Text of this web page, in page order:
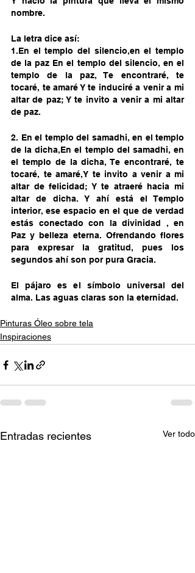
nombre.
La letra dice así:
1.En el templo del silencio,en el templo
de la paz En el templo del silencio, en el
templo de la paz, Te encontraré, te
tocaré, te amaré Y te induciré a venir a mi
altar de paz; Y te invito a venir a mi altar
de paz.
2. En el templo del samadhi, en el templo
de la dicha,En el templo del samadhi, en
el templo de la dicha, Te encontraré, te
tocaré, te amaré,Y te invito a venir a mi
altar de felicidad; Y te atraeré hacia mi
altar de dicha. Y ahí está el Templo
interior, ese espacio en el que de verdad
estás conectado con la divinidad , en
Paz y belleza eterna. Ofrendando flores
para expresar la gratitud, pues los
segundos ahí son por pura Gracia.
El pájaro es el símbolo universal del
alma. Las aguas claras son la eternidad.
Pinturas Óleo sobre tela
Inspiraciones
Entradas recientes Ver todo